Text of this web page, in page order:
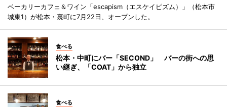
ベーカリーカフェ＆ワイン「escapism（エスケイピズム）」（松本市
城東1）が松本・裏町に7月22日、オープンした。
食べる
松本・中町にバー「SECOND」 バーの街への思
い継ぎ、「COAT」から独立
食べる